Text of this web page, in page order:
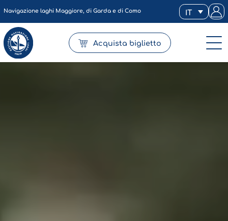
Navigazione laghi Maggiore, di Garda e di Como IT
Acquista biglietto